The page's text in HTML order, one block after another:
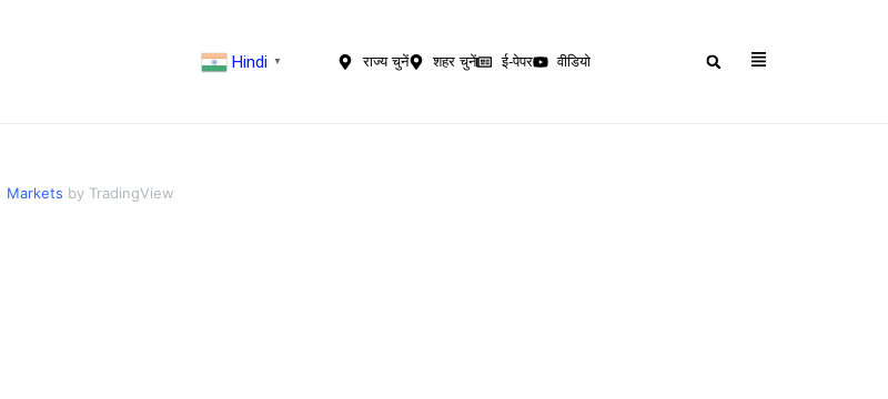
Hindi ▼ राज्य चुनें शहर चुनें ई-पेपर वीडियो
Markets by TradingView